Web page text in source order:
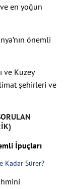
en yoğun
önemli
ve Kuzey
şehirleri ve
İpuçları
Kadar Sürer?